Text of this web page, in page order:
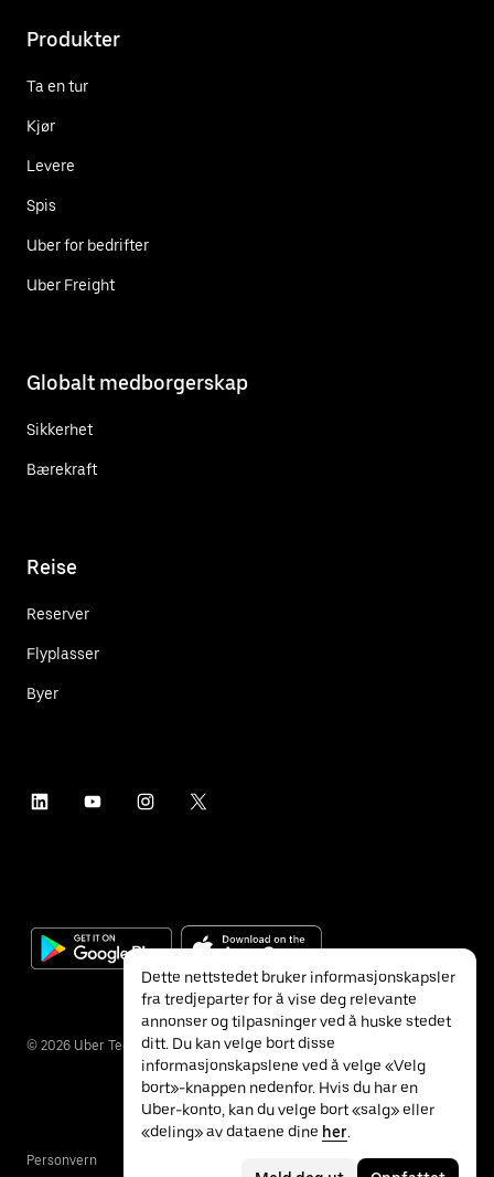
Produkter
Ta en tur
Kjør
Levere
Spis
Uber for bedrifter
Uber Freight
Globalt medborgerskap
Sikkerhet
Bærekraft
Reise
Reserver
Flyplasser
Byer
© 2026 Uber Technologies Inc.
Personvern
Dette nettstedet bruker informasjonskapsler
fra tredjeparter for å vise deg relevante
annonser og tilpasninger ved å huske stedet
ditt. Du kan velge bort disse
informasjonskapslene ved å velge «Velg
bort»-knappen nedenfor. Hvis du har en
Uber-konto, kan du velge bort «salg» eller
«deling» av dataene dine her.